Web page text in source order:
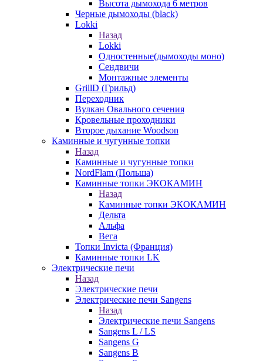
Высота дымохода 6 метров
Черные дымоходы (black)
Lokki
Назад
Lokki
Одностенные(дымоходы моно)
Сендвичи
Монтажные элементы
GrillD (Грильд)
Переходник
Вулкан Овального сечения
Кровельные проходники
Второе дыхание Woodson
Каминные и чугунные топки
Назад
Каминные и чугунные топки
NordFlam (Польша)
Каминные топки ЭКОКАМИН
Назад
Каминные топки ЭКОКАМИН
Дельта
Альфа
Вега
Топки Invicta (Франция)
Каминные топки LK
Электрические печи
Назад
Электрические печи
Электрические печи Sangens
Назад
Электрические печи Sangens
Sangens L / LS
Sangens G
Sangens B